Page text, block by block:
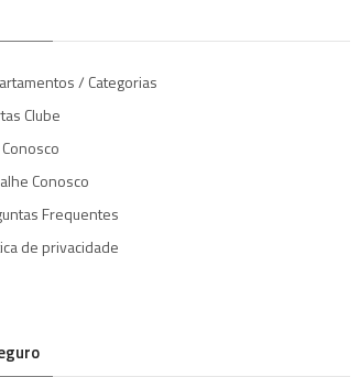
/ Categorias
Clube
Conosco
Frequentes
de privacidade